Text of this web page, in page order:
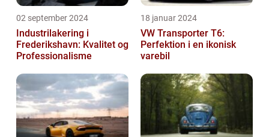
02 september 2024
Industrilakering i
Frederikshavn: Kvalitet og
Professionalisme
18 januar 2024
VW Transporter T6:
Perfektion i en ikonisk
varebil